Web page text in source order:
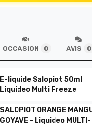
OCCASION 0 AVIS 0
E-liquide Salopiot 50ml
Liquideo Multi Freeze
SALOPIOT ORANGE
GOYAVE - Liquideo MULTI-